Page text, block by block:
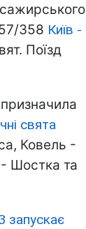
358 Київ -
Поїзд
свята
Ковель -
- Шостка та
запускає